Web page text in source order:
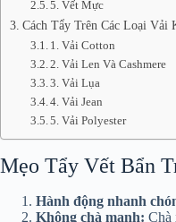
5. Vết Mực
Cách Tẩy Trên Các Loại Vải
1. Vải Cotton
2. Vải Len Và Cashmere
3. Vải Lụa
4. Vải Jean
5. Vải Polyester
Mẹo Tẩy Vết Bẩn
Hành động nhanh
Không chà mạnh: Chà